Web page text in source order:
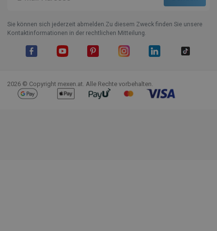
Sie können sich jederzeit abmelden.Zu diesem Zweck finden Sie unsere
Kontaktinformationen in der rechtlichen Mitteilung.
2026 © Copyright mexen.at. Alle Rechte vorbehalten.